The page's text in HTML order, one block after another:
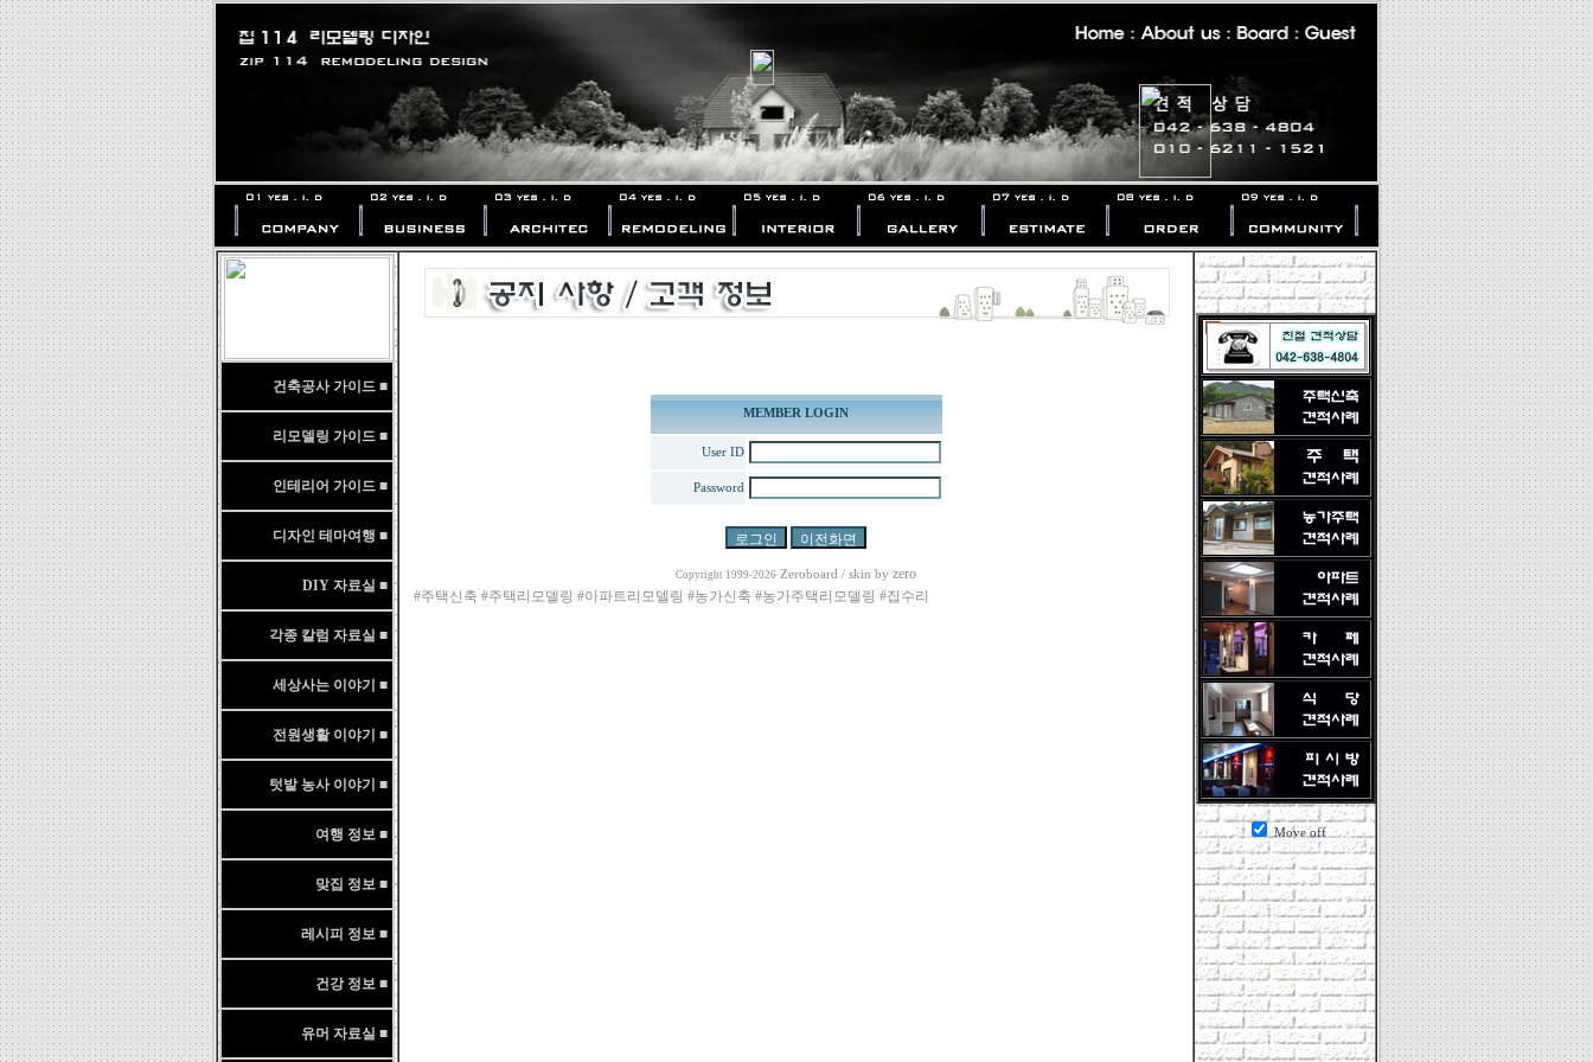
건축공사 가이드 ■
리모델링 가이드 ■
인테리어 가이드 ■
디자인 테마여행 ■
DIY 자료실 ■
각종 칼럼 자료실 ■
세상사는 이야기 ■
전원생활 이야기 ■
텃밭 농사 이야기 ■
여행 정보 ■
맞집 정보 ■
레시피 정보 ■
건강 정보 ■
유머 자료실 ■
MEMBER LOGIN
User ID
Password
Copyright 1999-2026 Zeroboard / skin by zero
#주택신축 #주택리모델링 #아파트리모델링 #농가신축 #농가주택리모델링 #집수리
Move off